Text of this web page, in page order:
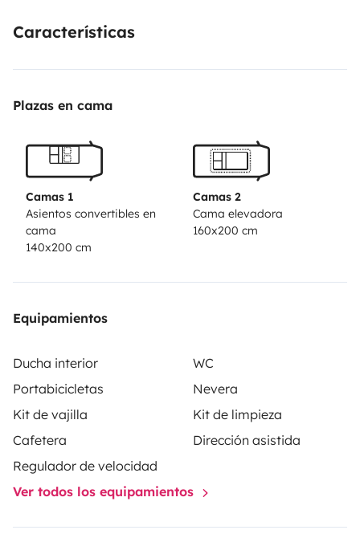
cama principal es de 160X200 y se encuentra a la
manual. La altura se puede ajustar si las personas
sala de estar es cómoda.
En un futuro, lo
completaremos con un colchón extra fino.Más
perros. Tenemos un Border Collie que se siente muy a
gusto allí.
No lo dudes si tienes alguna pregunta.
Características
Plazas en cama
Camas 1
Asientos convertibles en
cama
140x200 cm
Camas 2
Cama elevadora
160x200 cm
Equipamientos
Ducha interior
WC
Portabicicletas
Nevera
Kit de vajilla
Kit de limpieza
Cafetera
Dirección asistida
Regulador de velocidad
Ver todos los equipamientos